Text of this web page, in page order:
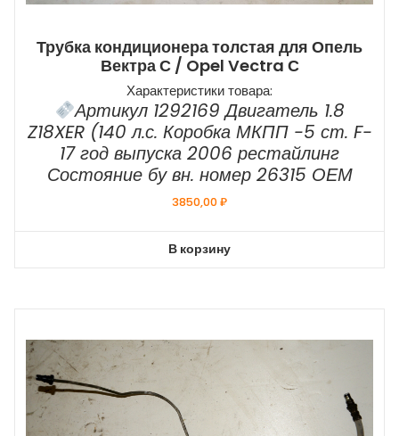
Трубка кондиционера толстая для Опель
Вектра С / Opel Vectra С
Характеристики товара:
Артикул 1292169 Двигатель 1.8
Z18XER (140 л.с. Коробка МКПП -5 ст. F-
17 год выпуска 2006 рестайлинг
Состояние бу вн. номер 26315 ОЕМ
3850,00₽
В корзину